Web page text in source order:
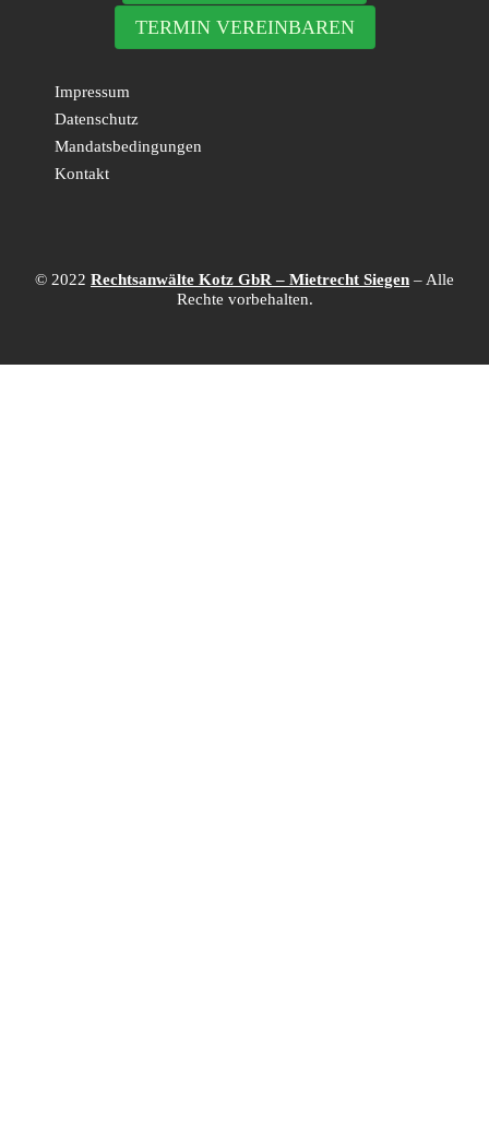
TERMIN VEREINBAREN
Impressum
Datenschutz
Mandatsbedingungen
Kontakt
© 2022 Rechtsanwälte Kotz GbR – Mietrecht Siegen – Alle
Rechte vorbehalten.